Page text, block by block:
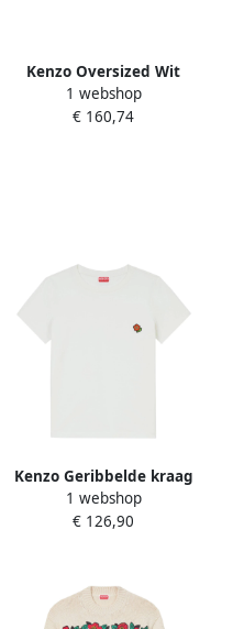
Kenzo Oversized Wit
Katoenen T-shirt White
Dames
1 webshop
€ 160,74
Kenzo Geribbelde kraag
katoenen ronde hals T-shirt
White Dames
1 webshop
€ 126,90